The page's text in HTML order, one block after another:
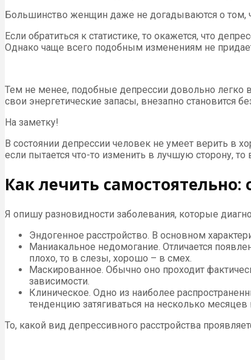
Большинство женщин даже не догадываются о том,
Если обратиться к статистике, то окажется, что
Однако чаще всего подобным изменениям не
Тем не менее, подобные депрессии довольно легко
свои энергетические запасы, внезапно
На заметку!
В состоянии депрессии человек не умеет верить
если пытается что-то изменить в лучшую сторону,
Как лечить
Я опишу разновидности заболевания, которые
Эндогенное расстройство. В основном
Маниакальное недомогание. Отличается
плохо, то в слезы, хорошо – в смех.
Маскированное. Обычно оно проходит
зависимости.
Клиническое. Одно из наиболее
тенденцию затягиваться на несколько месяцев
То, какой вид депрессивного расстройства